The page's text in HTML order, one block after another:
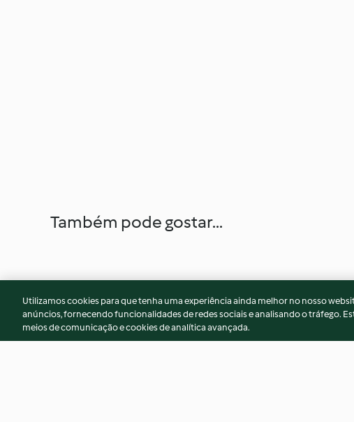
Também pode gostar...
Utilizamos cookies para que tenha uma experiência ainda melhor no nosso
anúncios, fornecendo funcionalidades de redes sociais e analisando o tráfego.
meios de comunicação e cookies de analítica avançada.